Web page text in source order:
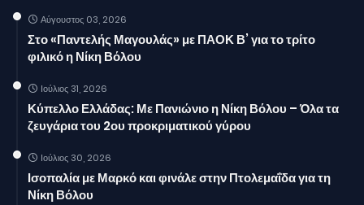
Αύγουστος 03, 2026
Στο «Παντελής Μαγουλάς» με ΠΑΟΚ Β’ για το τρίτο
φιλικό η Νίκη Βόλου
Ιούλιος 31, 2026
Κύπελλο Ελλάδας: Με Πανιώνιο η Νίκη Βόλου – Όλα τα
ζευγάρια του 2ου προκριματικού γύρου
Ιούλιος 30, 2026
Ισοπαλία με Μαρκό και φινάλε στην Πτολεμαΐδα για τη
Νίκη Βόλου